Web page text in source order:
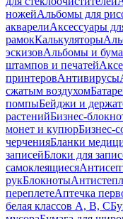
ножейАльбомы для
акварелиАксессуары
рамокКалькуляторы
эскизовАльбомы и
штампов и печатей
принтеровАнтивирусы
сжатым воздухом
помпыБейджи и
растенийБизнес-
монет и купюрБизнес-
черченияБланки
записейБлоки для
самоклеящиеся
рукБлокноты
переплетеАптечка
белая классов А, В, С